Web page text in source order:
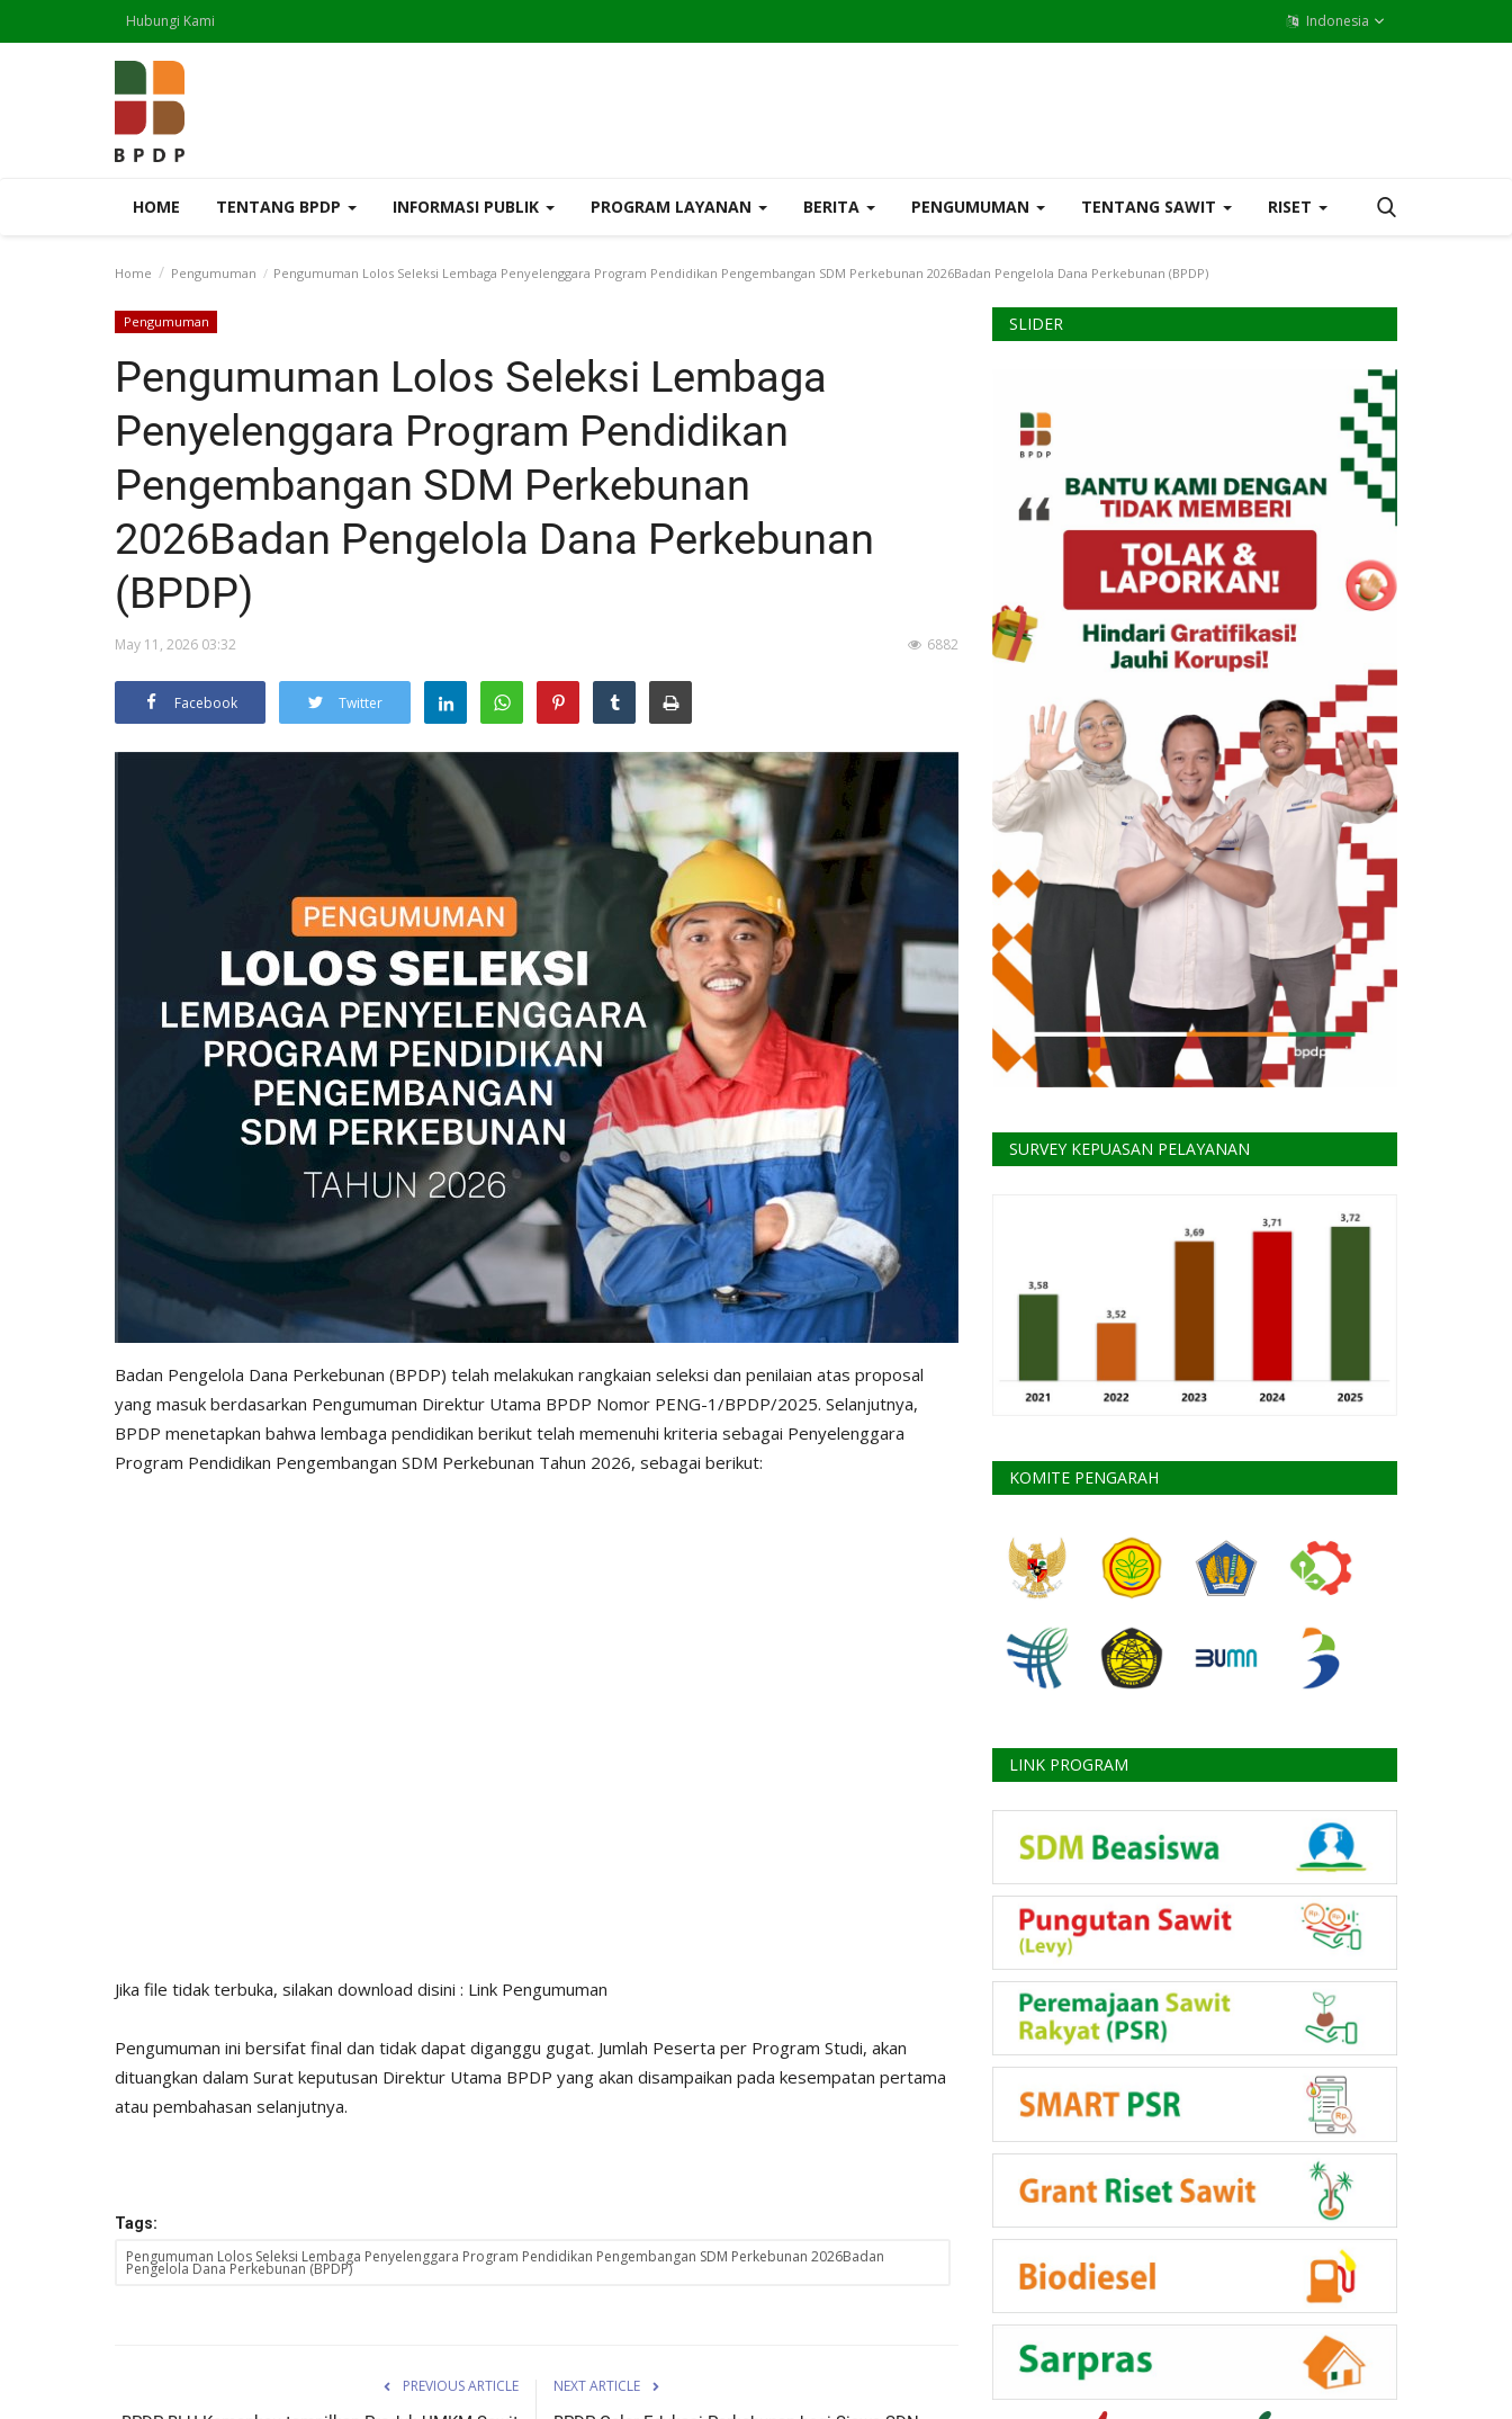
Hubungi Kami Indonesia
HOME TENTANG BPDP INFORMASI PUBLIK PROGRAM LAYANAN BERITA PENGUMUMAN TENTANG SAWIT RISET
Home Pengumuman Pengumuman Lolos Seleksi Lembaga Penyelenggara Program Pendidikan Pengembangan SDM Perkebunan 2026Badan Pengelola Dana Perkebunan (BPDP)
Pengumuman
Pengumuman Lolos Seleksi Lembaga
Penyelenggara Program Pendidikan
Pengembangan SDM Perkebunan
2026Badan Pengelola Dana Perkebunan
(BPDP)
May 11, 2026 03:32 6882
Facebook Twitter
Badan Pengelola Dana Perkebunan (BPDP) telah melakukan rangkaian seleksi dan penilaian atas proposal
yang masuk berdasarkan Pengumuman Direktur Utama BPDP Nomor PENG-1/BPDP/2025. Selanjutnya,
BPDP menetapkan bahwa lembaga pendidikan berikut telah memenuhi kriteria sebagai Penyelenggara
Program Pendidikan Pengembangan SDM Perkebunan Tahun 2026, sebagai berikut:
Jika file tidak terbuka, silakan download disini : Link Pengumuman
Pengumuman ini bersifat final dan tidak dapat diganggu gugat. Jumlah Peserta per Program Studi, akan
dituangkan dalam Surat keputusan Direktur Utama BPDP yang akan disampaikan pada kesempatan pertama
atau pembahasan selanjutnya.
Tags:
Pengumuman Lolos Seleksi Lembaga Penyelenggara Program Pendidikan Pengembangan SDM Perkebunan 2026Badan
Pengelola Dana Perkebunan (BPDP)
PREVIOUS ARTICLE NEXT ARTICLE
SLIDER
SURVEY KEPUASAN PELAYANAN
KOMITE PENGARAH
LINK PROGRAM